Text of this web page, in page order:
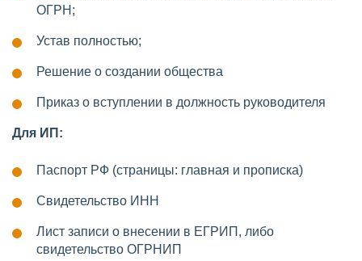
ОГРН;
Устав полностью;
Решение о создании общества
Приказ о вступлении в должность руководителя
Для ИП:
Паспорт РФ (страницы: главная и прописка)
Свидетельство ИНН
Лист записи о внесении в ЕГРИП, либо
свидетельство ОГРНИП